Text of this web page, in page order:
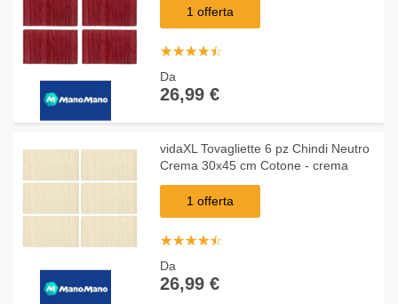
1 offerta
☆☆☆☆☆
★★★★★
Da
26,99 €
vidaXL Tovagliette 6 pz Chindi Neutro
Crema 30x45 cm Cotone - crema
1 offerta
☆☆☆☆☆
★★★★★
Da
26,99 €